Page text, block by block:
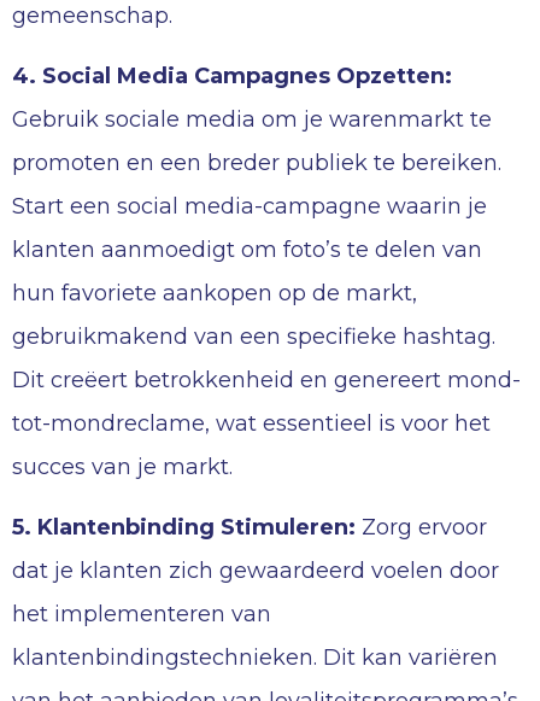
gemeenschap.
4. Social Media Campagnes Opzetten:
Gebruik sociale media om je warenmarkt te
promoten en een breder publiek te bereiken.
Start een social media-campagne waarin je
klanten aanmoedigt om foto’s te delen van
hun favoriete aankopen op de markt,
gebruikmakend van een specifieke hashtag.
Dit creëert betrokkenheid en genereert mond-
tot-mondreclame, wat essentieel is voor het
succes van je markt.
5. Klantenbinding Stimuleren: Zorg ervoor
dat je klanten zich gewaardeerd voelen door
het implementeren van
klantenbindingstechnieken. Dit kan variëren